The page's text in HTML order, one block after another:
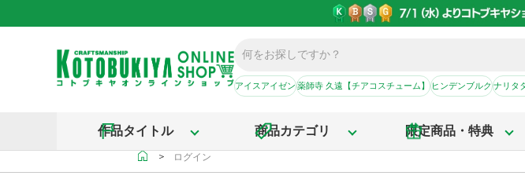
アイスアイゼン薬師寺 久遠【チアコスチューム】ヒンデンブルクナリタ
作品タイトル 商品カテゴリ 限定商品・特典
＞ ログイン